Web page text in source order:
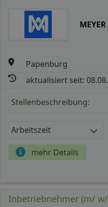
Papenburg
aktualisiert seit:
Stellenbeschreibung:
Arbeitszeit
mehr Details
Inbetriebnehmer (m/